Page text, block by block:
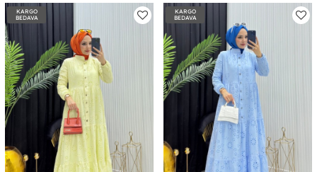
KARGO
BEDAVA
KARGO
BEDAVA